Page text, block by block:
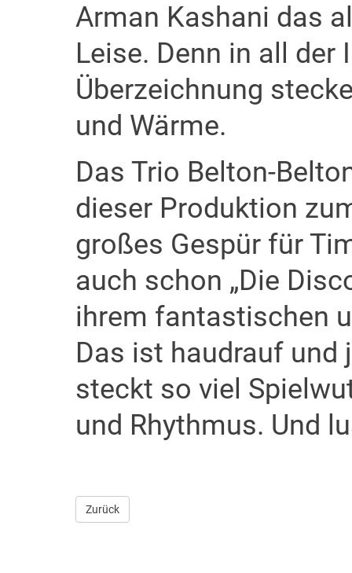
Arman Kashani das
Leise. Denn in all der
Überzeichnung
und Wärme.
Das Trio Belton-
dieser Produktion
großes Gespür für
auch schon „Die
ihrem fantastischen
Das ist haudrauf und
steckt so viel
und Rhythmus. Und
Zurück